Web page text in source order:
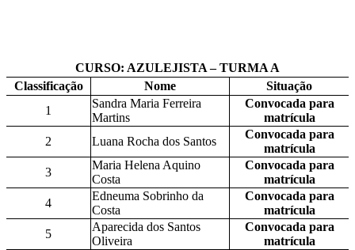
CURSO: AZULEJISTA – TURMA A
Classificação
Nome
Situação
1
Sandra Maria Ferreira
Martins
Convocada para
matrícula
2
Luana Rocha dos Santos
Convocada para
matrícula
3
Maria Helena Aquino
Costa
Convocada para
matrícula
4
Edneuma Sobrinho da
Costa
Convocada para
matrícula
5
Aparecida dos Santos
Oliveira
Convocada para
matrícula